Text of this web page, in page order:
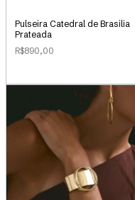
Pulseira Catedral de Brasilia
Prateada
R$890,00